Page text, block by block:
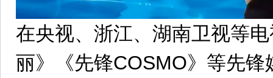
在央视、浙江、湖南卫视等
丽》《先锋COSMO》等先